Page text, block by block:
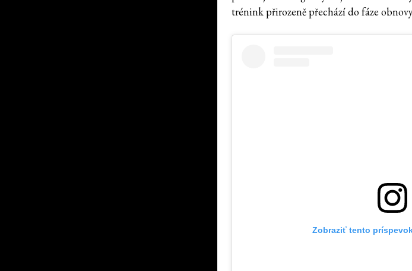
trénink přirozeně přechází do fáze
Zobraziť tento